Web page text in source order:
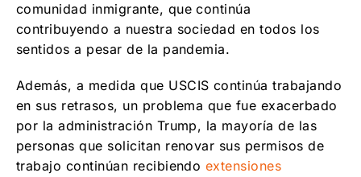
comunidad inmigrante, que continúa
contribuyendo a nuestra sociedad en todos los
sentidos a pesar de la pandemia.
Además, a medida que USCIS continúa trabajando
en sus retrasos, un problema que fue exacerbado
por la administración Trump, la mayoría de las
personas que solicitan renovar sus permisos de
trabajo continúan recibiendo extensiones